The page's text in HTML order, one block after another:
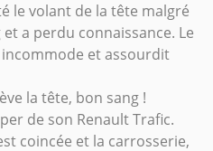
le volant de la tête malgré
a perdu connaissance. Le
et assourdit
la tête, bon sang !
de son Renault Trafic.
coincée et la carrosserie,